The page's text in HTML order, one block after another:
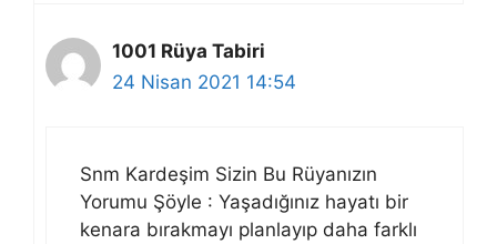
1001 Rüya Tabiri
24 Nisan 2021 14:54
Snm Kardeşim Sizin Bu Rüyanızın
Yorumu Şöyle : Yaşadığınız hayatı bir
kenara bırakmayı planlayıp daha farklı